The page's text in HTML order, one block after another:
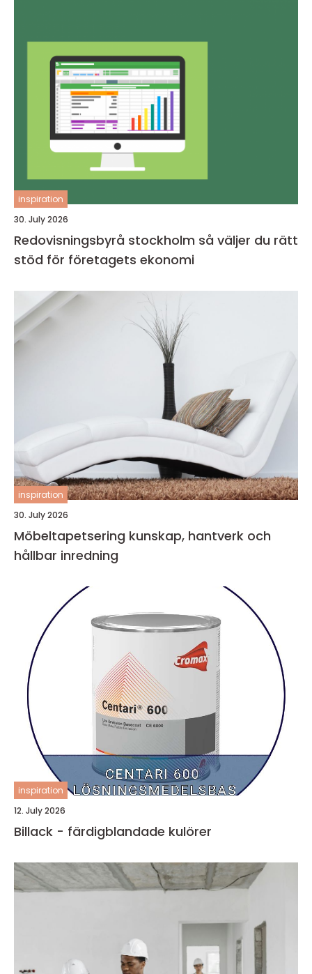
inspiration
30. July 2026
Redovisningsbyrå stockholm så väljer du rätt
stöd för företagets ekonomi
inspiration
30. July 2026
Möbeltapetsering kunskap, hantverk och
hållbar inredning
inspiration
12. July 2026
Billack - färdigblandade kulörer